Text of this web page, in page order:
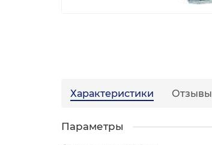
Характеристики Отзывы
Параметры